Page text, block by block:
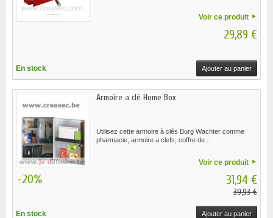
Voir ce produit
29,89 €
En stock Ajouter au panier
Armoire a clé Home Box
Utilisez cette armoire à clés Burg Wachter comme
pharmacie, armoire a clefs, coffre de...
Voir ce produit
-20% 31,94 €
39,93 €
En stock Ajouter au panier